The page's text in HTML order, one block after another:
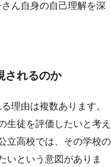
ん自身の自己理解を深
されるのか
理由は複数あります。
生徒を評価したいと考え
立高校では、その学校の
いという意図がありま